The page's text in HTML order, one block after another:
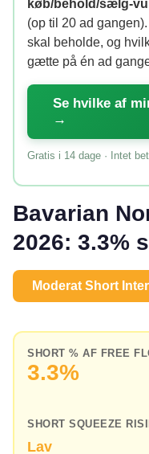
køb/behold/sælg-
(op til 20 ad
skal beholde, og
gætte på én ad
Se hvilke af
→
Gratis i 14 dage · Intet
Bavarian
2026: 3.3%
Moderat Short
SHORT % AF FREE
3.3%
SHORT SQUEEZE
Lav